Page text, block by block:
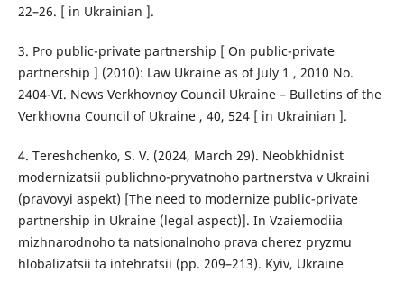
22–26. [ in Ukrainian ].
3. Pro public-private partnership [ On public-private
partnership ] (2010): Law Ukraine as of July 1 , 2010 No.
2404-VI. News Verkhovnoy Council Ukraine – Bulletins of the
Verkhovna Council of Ukraine , 40, 524 [ in Ukrainian ].
4. Tereshchenko, S. V. (2024, March 29). Neobkhidnist
modernizatsii publichno-pryvatnoho partnerstva v Ukraini
(pravovyi aspekt) [The need to modernize public-private
partnership in Ukraine (legal aspect)]. In Vzaiemodiia
mizhnarodnoho ta natsionalnoho prava cherez pryzmu
hlobalizatsii ta intehratsii (pp. 209–213). Kyiv, Ukraine